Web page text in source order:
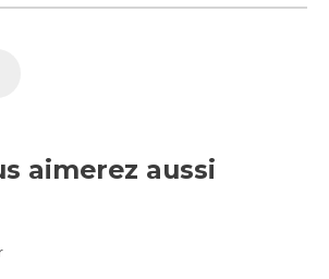
aimerez aussi